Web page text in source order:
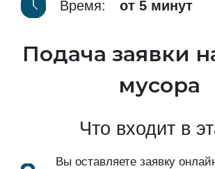
Время: от 5 минут
Подача заявки
мусора
Что входит в
Вы оставляете заявку